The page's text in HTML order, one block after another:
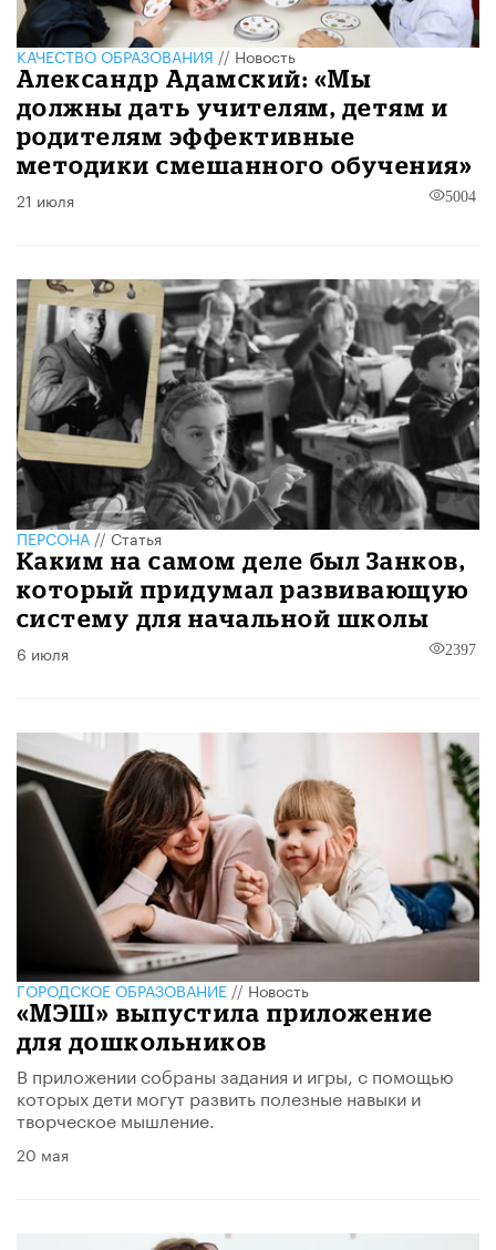
КАЧЕСТВО ОБРАЗОВАНИЯ //Новость
Александр Адамский: «Мы
должны дать учителям, детям и
родителям эффективные
методики смешанного обучения»
21 июля 5004
ПЕРСОНА//Статья
Каким на самом деле был Занков,
который придумал развивающую
систему для начальной школы
6 июля 2397
ГОРОДСКОЕ ОБРАЗОВАНИЕ//Новость
«МЭШ» выпустила приложение
для дошкольников
В приложении собраны задания и игры, с помощью
которых дети могут развить полезные навыки и
творческое мышление.
20 мая